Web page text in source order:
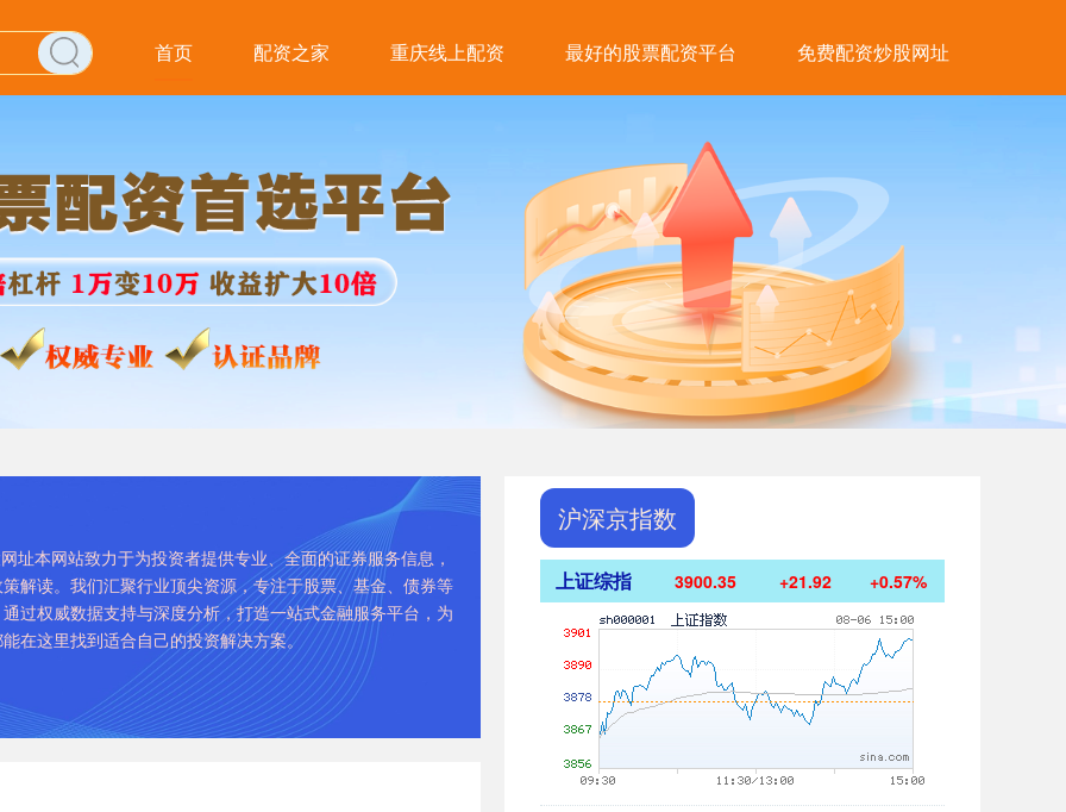
首页 配资之家 重庆线上配资 最好的股票配资平台 免费配资炒股网址
本网站致力于为投资者提供专业、全面的证券服务信息，
解读。我们汇聚行业顶尖资源，专注于股票、基金、债券等
过权威数据支持与深度分析，打造一站式金融服务平台，为
在这里找到适合自己的投资解决方案。
沪深京指数
上证综指 3900.35 +21.92 +0.57%